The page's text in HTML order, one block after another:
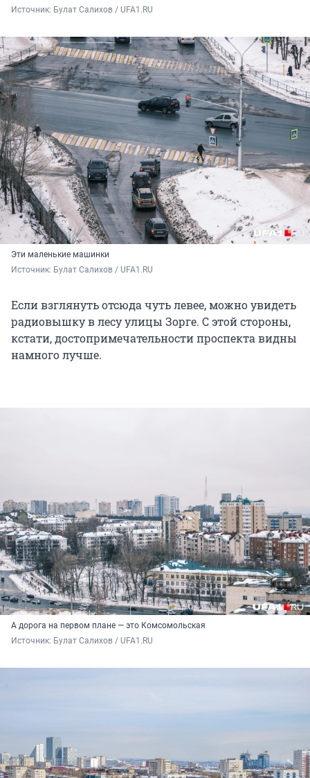
Источник: Булат Салихов / UFA1.RU
Эти маленькие машинки
Источник: Булат Салихов / UFA1.RU
Если взглянуть отсюда чуть левее, можно увидеть
радиовышку в лесу улицы Зорге. С этой стороны,
кстати, достопримечательности проспекта видны
намного лучше.
А дорога на первом плане — это Комсомольская
Источник: Булат Салихов / UFA1.RU